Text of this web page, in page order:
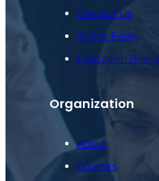
Contact Us
Online Form
Education Board
Organization
About
Courses